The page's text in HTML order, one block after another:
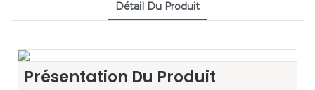
Détail Du Produit
Présentation Du Produit